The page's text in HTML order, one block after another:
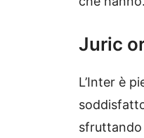
Juric
L’Inter è
sfruttando